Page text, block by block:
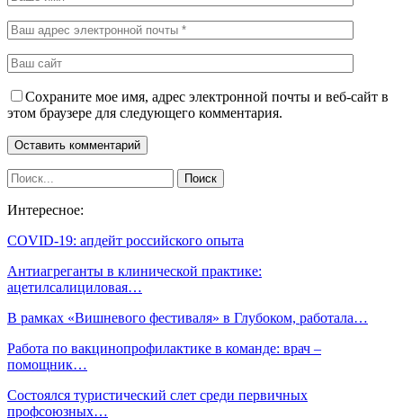
Сохраните мое имя, адрес электронной почты и веб-сайт в
этом браузере для следующего комментария.
Интересное:
СOVID-19: апдейт российского опыта
Антиагреганты в клинической практике:
ацетилсалициловая…
В рамках «Вишневого фестиваля» в Глубоком, работала…
Работа по вакцинопрофилактике в команде: врач –
помощник…
Состоялся туристический слет среди первичных
профсоюзных…